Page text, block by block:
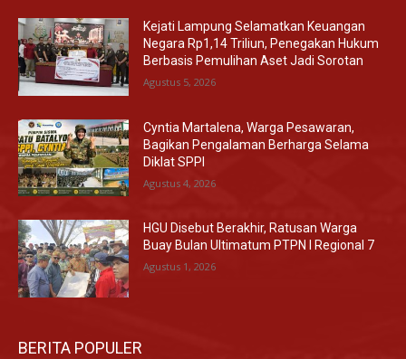
Kejati Lampung Selamatkan Keuangan
Negara Rp1,14 Triliun, Penegakan Hukum
Berbasis Pemulihan Aset Jadi Sorotan
Agustus 5, 2026
Cyntia Martalena, Warga Pesawaran,
Bagikan Pengalaman Berharga Selama
Diklat SPPI
Agustus 4, 2026
HGU Disebut Berakhir, Ratusan Warga
Buay Bulan Ultimatum PTPN I Regional 7
Agustus 1, 2026
BERITA POPULER